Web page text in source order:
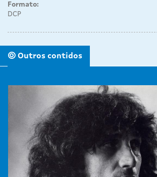
Formato:
DCP
Outros contidos